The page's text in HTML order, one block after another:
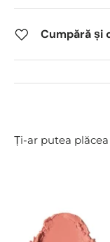
Cumpără și
Ți-ar putea plăcea